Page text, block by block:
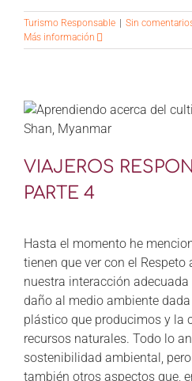
Turismo Responsable
Sin
Más información
VIAJEROS
PARTE 4
Hasta el momento he
tienen que ver con el Respeto
nuestra interacción adecuada
daño al medio ambiente
plástico que producimos y la
recursos naturales. Todo lo
sostenibilidad ambiental,
también otros aspectos que,